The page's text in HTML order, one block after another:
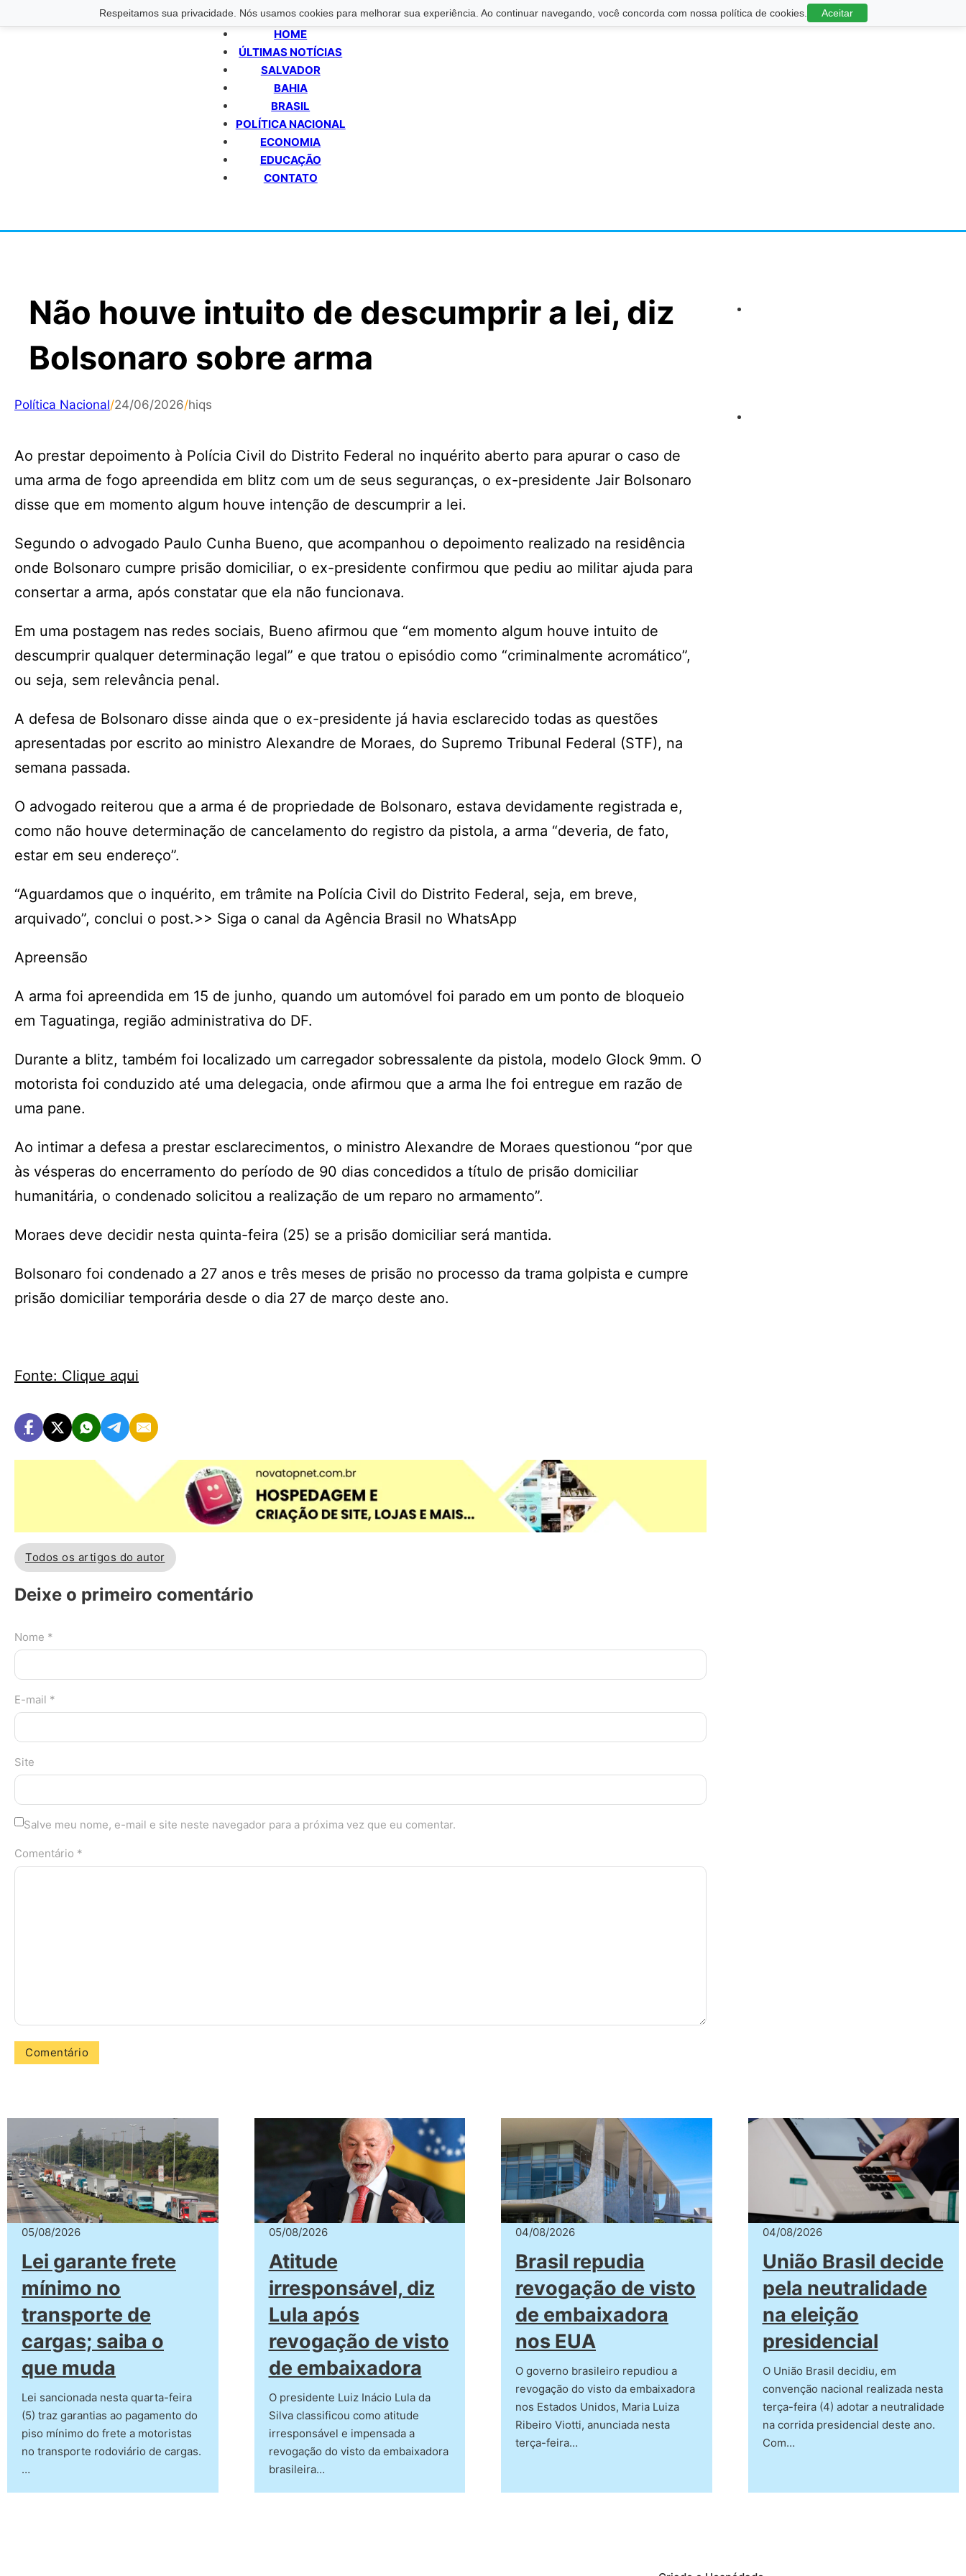
Respeitamos sua privacidade. Nós usamos cookies para melhorar sua experiência. Ao continuar navegando, você concorda com nossa política de cookies. Aceitar
HOME
ÚLTIMAS NOTÍCIAS
SALVADOR
BAHIA
BRASIL
POLÍTICA NACIONAL
ECONOMIA
EDUCAÇÃO
CONTATO
Não houve intuito de descumprir a lei, diz
Bolsonaro sobre arma
Política Nacional/24/06/2026/hiqs
Ao prestar depoimento à Polícia Civil do Distrito Federal no inquérito aberto para apurar o caso de
uma arma de fogo apreendida em blitz com um de seus seguranças, o ex-presidente Jair Bolsonaro
disse que em momento algum houve intenção de descumprir a lei.
Segundo o advogado Paulo Cunha Bueno, que acompanhou o depoimento realizado na residência
onde Bolsonaro cumpre prisão domiciliar, o ex-presidente confirmou que pediu ao militar ajuda para
consertar a arma, após constatar que ela não funcionava.
Em uma postagem nas redes sociais, Bueno afirmou que “em momento algum houve intuito de
descumprir qualquer determinação legal” e que tratou o episódio como “criminalmente acromático”,
ou seja, sem relevância penal.
A defesa de Bolsonaro disse ainda que o ex-presidente já havia esclarecido todas as questões
apresentadas por escrito ao ministro Alexandre de Moraes, do Supremo Tribunal Federal (STF), na
semana passada.
O advogado reiterou que a arma é de propriedade de Bolsonaro, estava devidamente registrada e,
como não houve determinação de cancelamento do registro da pistola, a arma “deveria, de fato,
estar em seu endereço”.
“Aguardamos que o inquérito, em trâmite na Polícia Civil do Distrito Federal, seja, em breve,
arquivado”, conclui o post.>> Siga o canal da Agência Brasil no WhatsApp
Apreensão
A arma foi apreendida em 15 de junho, quando um automóvel foi parado em um ponto de bloqueio
em Taguatinga, região administrativa do DF.
Durante a blitz, também foi localizado um carregador sobressalente da pistola, modelo Glock 9mm. O
motorista foi conduzido até uma delegacia, onde afirmou que a arma lhe foi entregue em razão de
uma pane.
Ao intimar a defesa a prestar esclarecimentos, o ministro Alexandre de Moraes questionou “por que
às vésperas do encerramento do período de 90 dias concedidos a título de prisão domiciliar
humanitária, o condenado solicitou a realização de um reparo no armamento”.
Moraes deve decidir nesta quinta-feira (25) se a prisão domiciliar será mantida.
Bolsonaro foi condenado a 27 anos e três meses de prisão no processo da trama golpista e cumpre
prisão domiciliar temporária desde o dia 27 de março deste ano.
Fonte: Clique aqui
Todos os artigos do autor
Deixe o primeiro comentário
Nome *
E-mail *
Site
Salve meu nome, e-mail e site neste navegador para a próxima vez que eu comentar.
Comentário *
05/08/2026
Lei garante frete
mínimo no
transporte de
cargas; saiba o
que muda
Lei sancionada nesta quarta-feira
(5) traz garantias ao pagamento do
piso mínimo do frete a motoristas
no transporte rodoviário de cargas.
…
05/08/2026
Atitude
irresponsável, diz
Lula após
revogação de visto
de embaixadora
O presidente Luiz Inácio Lula da
Silva classificou como atitude
irresponsável e impensada a
revogação do visto da embaixadora
brasileira…
04/08/2026
Brasil repudia
revogação de visto
de embaixadora
nos EUA
O governo brasileiro repudiou a
revogação do visto da embaixadora
nos Estados Unidos, Maria Luiza
Ribeiro Viotti, anunciada nesta
terça-feira…
04/08/2026
União Brasil decide
pela neutralidade
na eleição
presidencial
O União Brasil decidiu, em
convenção nacional realizada nesta
terça-feira (4) adotar a neutralidade
na corrida presidencial deste ano.
Com…